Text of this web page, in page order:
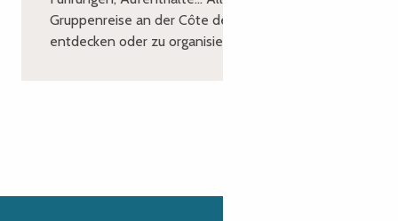
Gruppenreise an der Côte de Granit Rose zu
entdecken oder zu organisieren.